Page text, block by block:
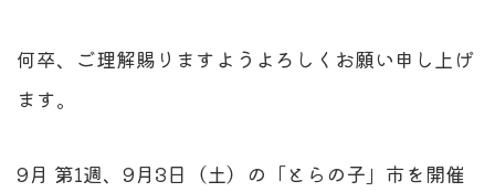
何卒、ご理解賜りますようよろしくお願い申し上げ
ます。
9月 第1週、9月3日（土）の「とらの子」市を開催